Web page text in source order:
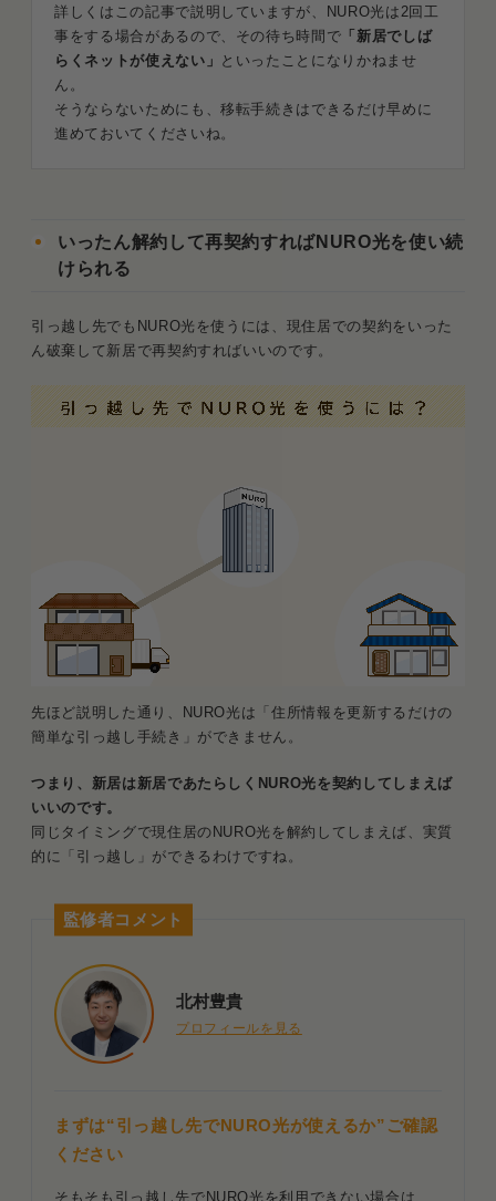
詳しくはこの記事で説明していますが、NURO光は2回工
事をする場合があるので、その待ち時間で 「新居でしば
らくネットが使えない」 といったことになりかねませ
ん。
そうならないためにも、移転手続きはできるだけ早めに
進めておいてくださいね。
いったん解約して再契約すればNURO光を使い続
けられる
引っ越し先でもNURO光を使うには、現住居での契約をいった
ん破棄して新居で再契約すればいいのです。
先ほど説明した通り、NURO光は「住所情報を更新するだけの
簡単な引っ越し手続き」ができません。
つまり、新居は新居であたらしくNURO光を契約してしまえば
いいのです。
同じタイミングで現住居のNURO光を解約してしまえば、実質
的に「引っ越し」ができるわけですね。
監修者コメント
北村豊貴
プロフィールを見る
まずは“引っ越し先でNURO光が使えるか”ご確認
ください
そもそも引っ越し先でNURO光を利用できない場合は、